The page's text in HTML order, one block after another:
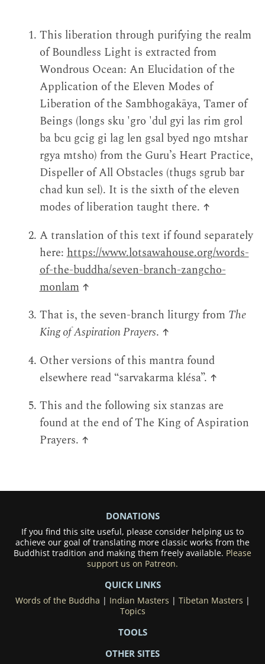
This liberation through purifying the realm
of Boundless Light is extracted from
Wondrous Ocean: An Elucidation of the
Application of the Eleven Modes of
Liberation of the Sambhogakāya, Tamer of
Beings (longs sku 'gro 'dul gyi las rim grol
ba bcu gcig gi lag len gsal byed ngo mtshar
rgya mtsho) from the Guru’s Heart Practice,
Dispeller of All Obstacles (thugs sgrub bar
chad kun sel). It is the sixth of the eleven
modes of liberation taught there. ↑
A translation of this text if found separately
here:https://www.lotsawahouse.org/words-
of-the-buddha/seven-branch-zangcho-
monlam ↑
That is, the seven-branch liturgy from The
King of Aspiration Prayers. ↑
Other versions of this mantra found
elsewhere read “sarvakarma klésa”. ↑
This and the following six stanzas are
found at the end of The King of Aspiration
Prayers. ↑
DONATIONS
If you find this site useful, please consider helping us to
achieve our goal of translating more classic works from the
Buddhist tradition and making them freely available. Please
support us on Patreon.
QUICK LINKS
Words of the Buddha | Indian Masters | Tibetan Masters |
Topics
TOOLS
OTHER SITES